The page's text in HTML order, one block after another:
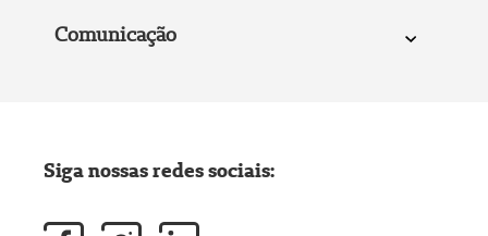
Comunicação
Siga nossas redes sociais: